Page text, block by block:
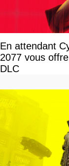
En attendant
2077 vous
DLC